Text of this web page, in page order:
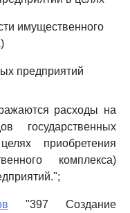
имущественного
предприятий
расходы на
государственных
приобретения
комплекса)
"397 Создание